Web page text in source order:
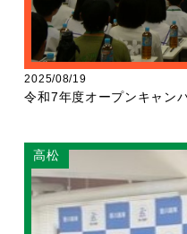
2025/08/19
令和7年度オープンキャン
高松